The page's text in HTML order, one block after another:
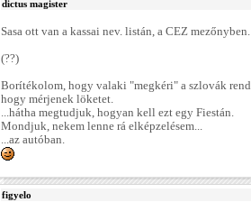
dictus magister
Sasa ott van a kassai nev. listán, a CEZ mezőnyben.
(??)
Borítékolom, hogy valaki "megkéri" a szlovák
hogy mérjenek löketet.
...hátha megtudjuk, hogyan kell ezt egy Fiestán.
Mondjuk, nekem lenne rá elképzelésem...
...az autóban.
figyelo